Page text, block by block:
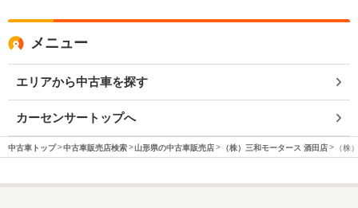
メニュー
エリアから中古車を探す
カーセンサートップへ
中古車トップ 中古車販売店検索 山形県の中古車販売店 （株）三和モータース 酒田店 （株